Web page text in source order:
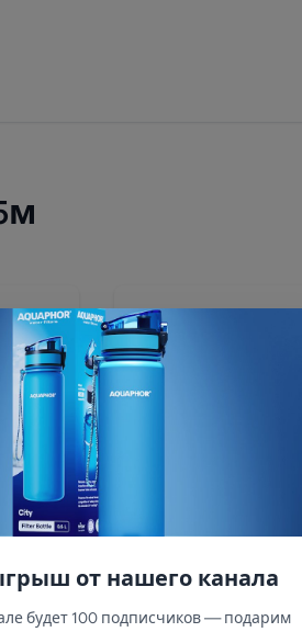
4 500 ₽
Остатки:
Основной склад:
садовых домиков и
от нашего канала
будет 100 подписчиков — подарим